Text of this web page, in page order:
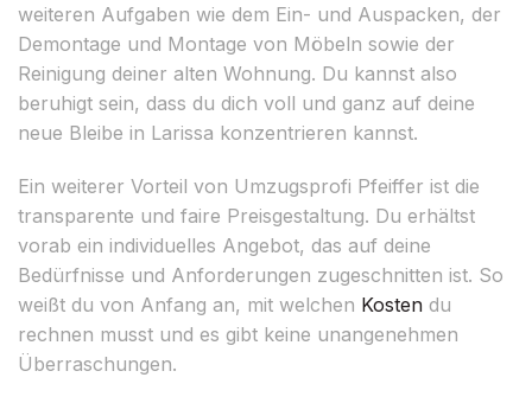
weiteren Aufgaben wie dem Ein- und Auspacken, der
Demontage und Montage von Möbeln sowie der
Reinigung deiner alten Wohnung. Du kannst also
beruhigt sein, dass du dich voll und ganz auf deine
neue Bleibe in Larissa konzentrieren kannst.
Ein weiterer Vorteil von Umzugsprofi Pfeiffer ist die
transparente und faire Preisgestaltung. Du erhältst
vorab ein individuelles Angebot, das auf deine
Bedürfnisse und Anforderungen zugeschnitten ist. So
weißt du von Anfang an, mit welchen Kosten du
rechnen musst und es gibt keine unangenehmen
Überraschungen.